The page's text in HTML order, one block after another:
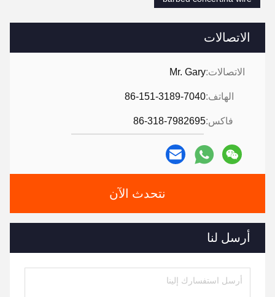
الاتصالات
الاتصالات:Mr. Gary
الهاتف:86-151-3189-7040
فاكس:86-318-7982695
نتحدث الآن
أرسل لنا